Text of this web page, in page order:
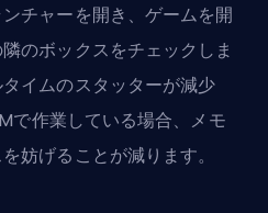
チャーを開き、ゲームを開
のボックスをチェックしま
イムのスタッターが減少
で作業している場合、メモ
妨げることが減ります。